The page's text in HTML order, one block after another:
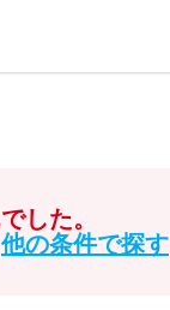
した。
他の条件で探す